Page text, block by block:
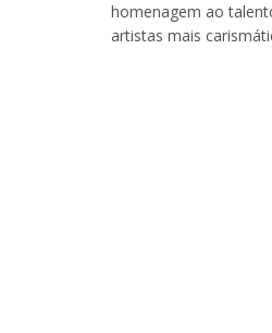
homenagem ao
artistas mais